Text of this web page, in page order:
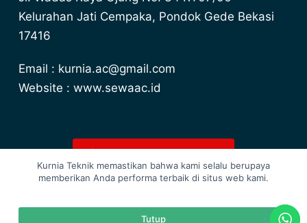
Kelurahan Jati Cempaka, Pondok Gede Bekasi
17416
Email : kurnia.ac@gmail.com
Website : www.sewaac.id
Lihat Harga Promo Terbaru
Copyright © 2026 sewaac.id - Powered byKurnia
Kurnia Teknik memastikan bahwa kami selalu berupaya
memberikan Anda performa terbaik di situs web kami.
Tutup